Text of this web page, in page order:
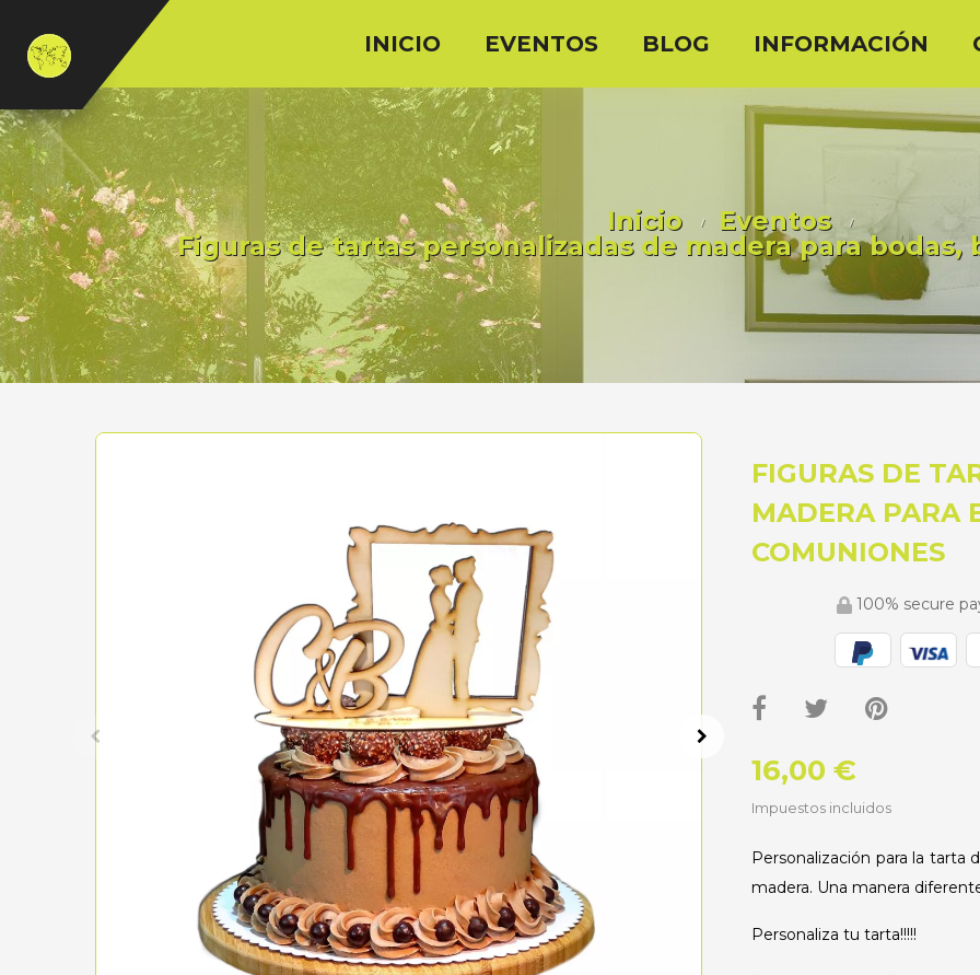
INICIO EVENTOS BLOG INFORMACIÓN
Inicio Eventos
Figuras de tartas personalizadas de madera para bodas,
FIGURAS DE
MADERA PARA
COMUNIONES
100% secure
16,00 €
Impuestos incluidos
Personalización para la tarta
madera. Una manera
Personaliza tu tarta!!!!!